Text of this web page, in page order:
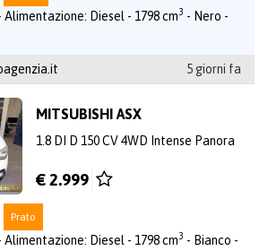
Alimentazione: Diesel - 1798 cm3 - Nero -
5 giorni fa
MITSUBISHI ASX
1.8 DI D 150 CV 4WD Intense Panora
€ 2.999
Prato
Diesel - 1798 cm3 - Bianco -